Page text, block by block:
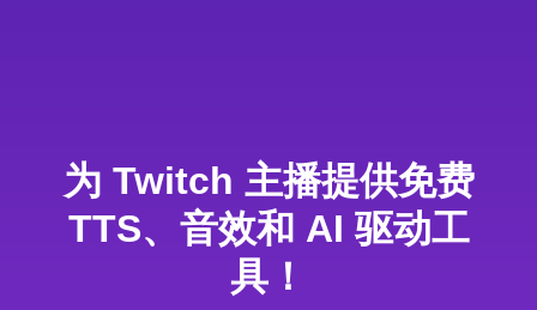
为 Twitch 主播提供免费
TTS、音效和 AI 驱动工
具！